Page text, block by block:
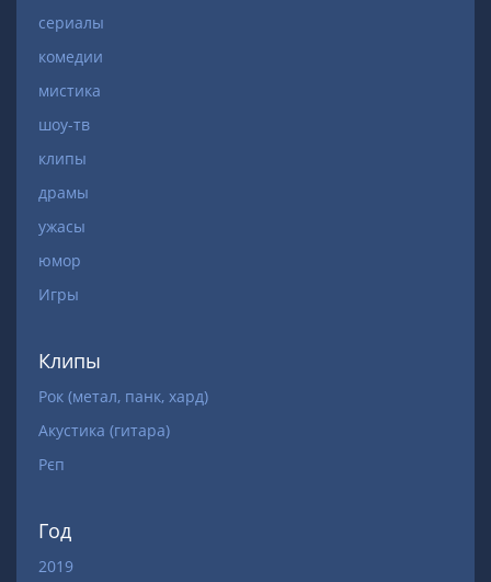
сериалы
комедии
мистика
шоу-тв
клипы
драмы
ужасы
юмор
Игры
Клипы
Рок (метал, панк, хард)
Акустика (гитара)
Рєп
Год
2019